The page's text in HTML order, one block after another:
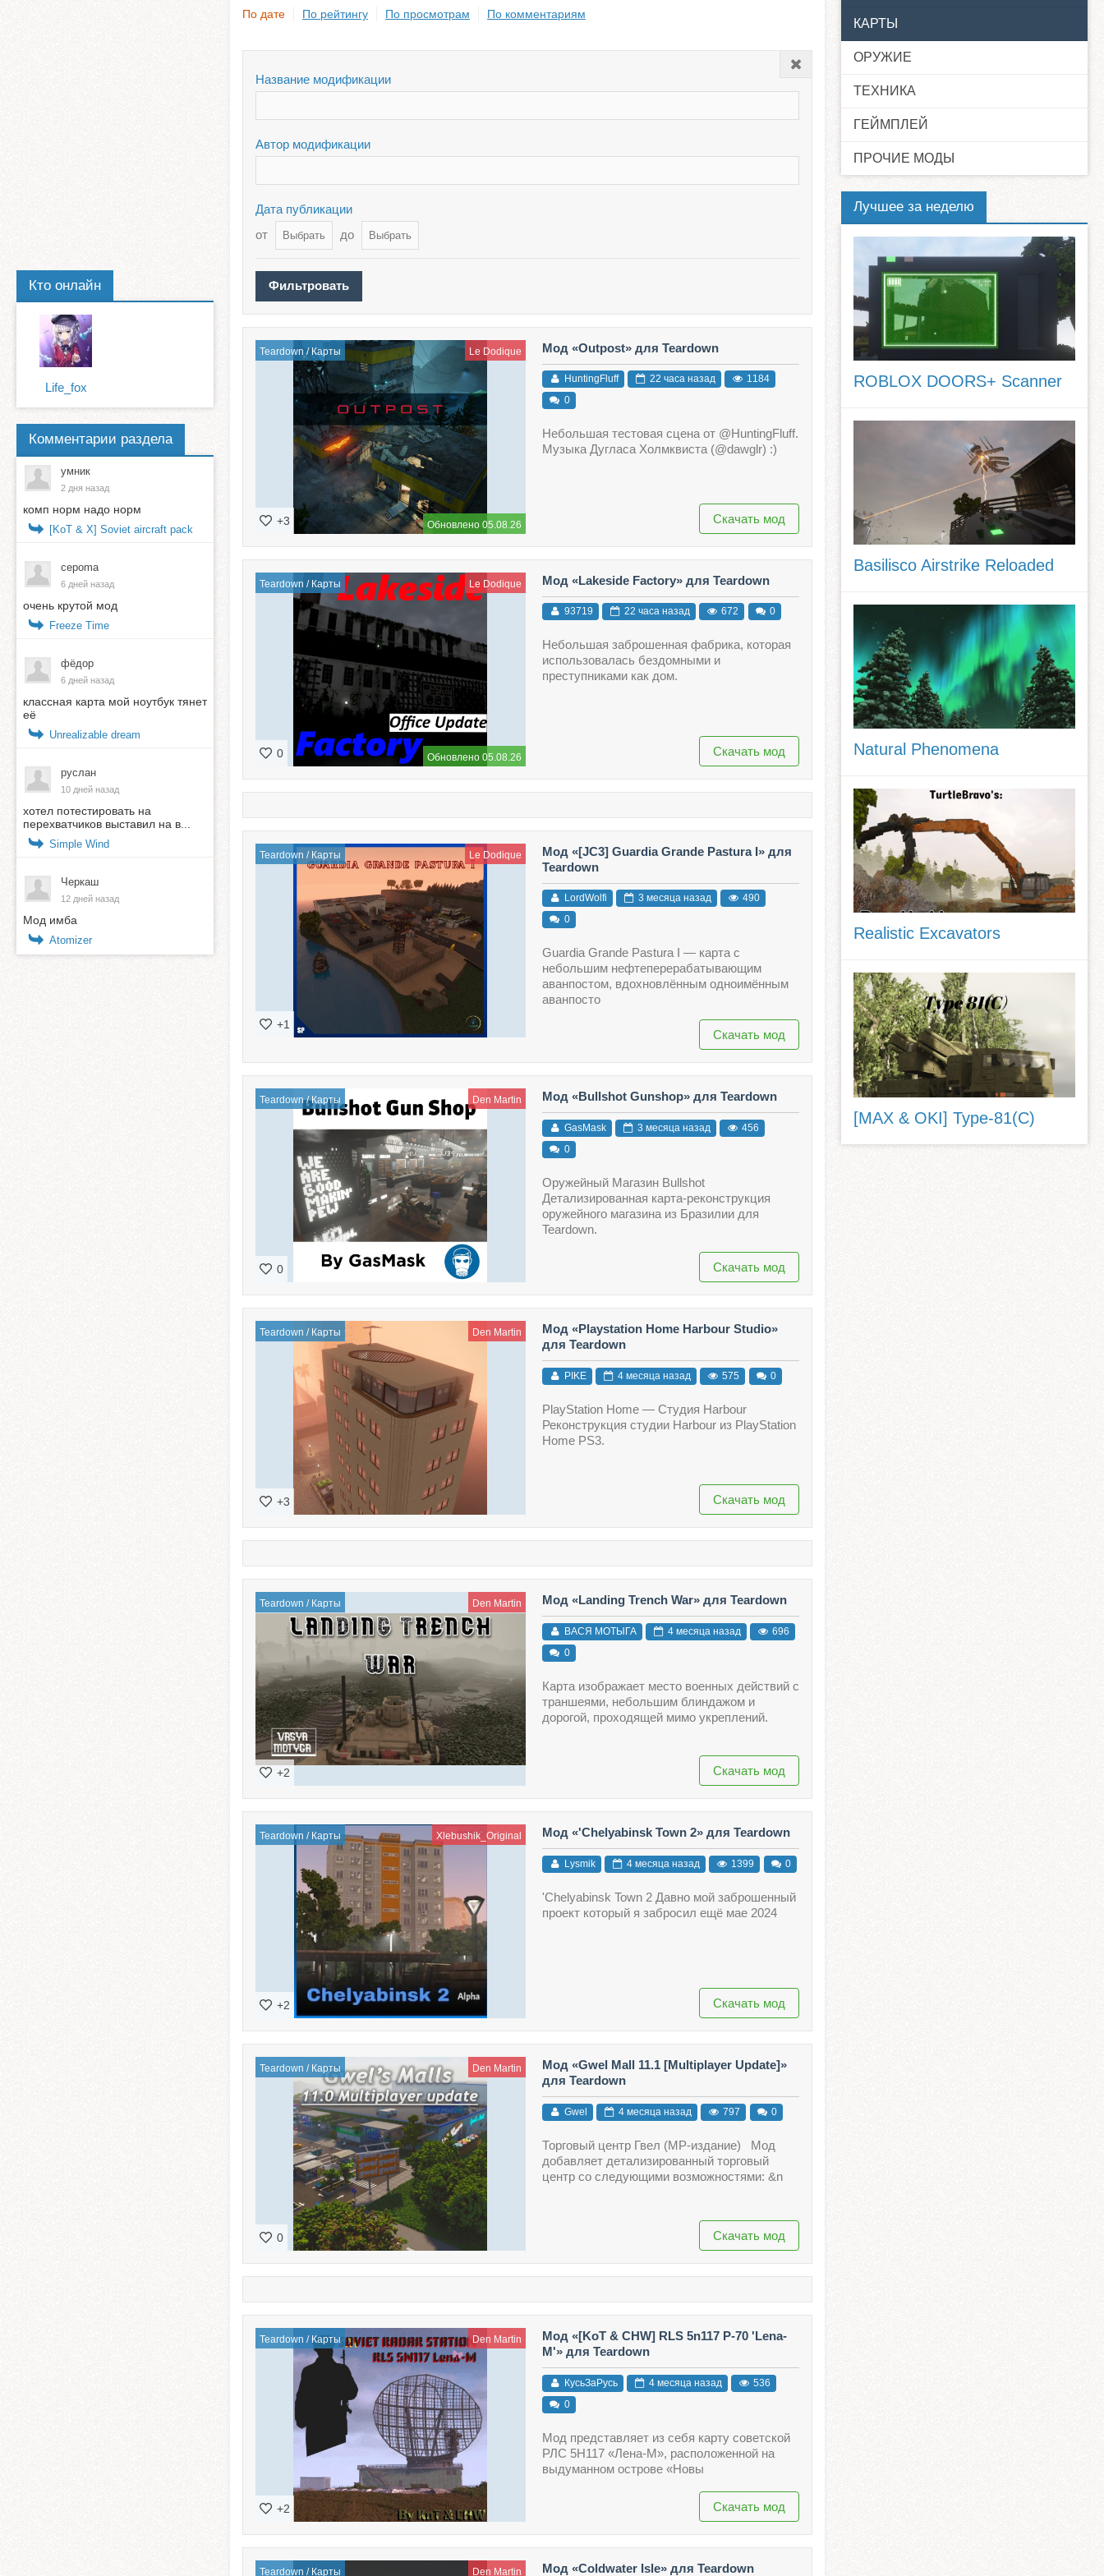
По дате По рейтингу По просмотрам По комментариям
Название модификации
Автор модификации
Дата публикации
от
до
Teardown / Карты Le Dodique
Обновлено 05.08.26
+3
Мод «Outpost» для Teardown
HuntingFluff 22 часа назад
1184
0
Небольшая тестовая сцена от @HuntingFluff.
Музыка Дугласа Холмквиста (@dawglr) :)
Скачать мод
Teardown / Карты Le Dodique
Обновлено 05.08.26
0
Мод «Lakeside Factory» для Teardown
93719 22 часа назад 672 0
Небольшая заброшенная фабрика, которая
использовалась бездомными и
преступниками как дом.
Скачать мод
Teardown / Карты Le Dodique
+1
Мод «[JC3] Guardia Grande Pastura I» для
Teardown
LordWolfi 3 месяца назад
490
0
Guardia Grande Pastura I — карта с
небольшим нефтеперерабатывающим
аванпостом, вдохновлённым одноимённым
аванпосто
Скачать мод
Teardown/Карты Den Martin
0
Мод «Bullshot Gunshop» для Teardown
GasMask 3 месяца назад
456
0
Оружейный Магазин Bullshot
Детализированная карта-реконструкция
оружейного магазина из Бразилии для
Teardown.
Скачать мод
Teardown / Карты Den Martin
+3
Мод «Playstation Home Harbour Studio»
для Teardown
PIKE 4 месяца назад 575 0
PlayStation Home — Студия Harbour
Реконструкция студии Harbour из PlayStation
Home PS3.
Скачать мод
Teardown / Карты Den Martin
+2
Мод «Landing Trench War» для Teardown
ВАСЯ МОТЫГА 4 месяца назад
696
0
Карта изображает место военных действий с
траншеями, небольшим блиндажом и
дорогой, проходящей мимо укреплений.
Скачать мод
Teardown / Карты Xlebushik_Original
+2
Мод «'Chelyabinsk Town 2» для Teardown
Lysmik 4 месяца назад 1399 0
'Chelyabinsk Town 2 Давно мой заброшенный
проект который я забросил ещё мае 2024
Скачать мод
Teardown / Карты Den Martin
0
Мод «Gwel Mall 11.1 [Multiplayer Update]»
для Teardown
Gwel 4 месяца назад 797 0
Торговый центр Гвел (MP-издание) Мод
добавляет детализированный торговый
центр со следующими возможностями: &n
Скачать мод
Teardown / Карты Den Martin
+2
Мод «[KoT & CHW] RLS 5n117 P-70 'Lena-
M'» для Teardown
КусьЗаРусь 4 месяца назад
536
0
Мод представляет из себя карту советской
РЛС 5Н117 «Лена-М», расположенной на
выдуманном острове «Новы
Скачать мод
Teardown / Карты Den Martin Мод «Coldwater Isle» для Teardown
Кто онлайн
Life_fox
Комментарии раздела
умник
2 дня назад
комп норм надо норм
[KoT & X] Soviet aircraft pack
cepoma
6 дней назад
очень крутой мод
Freeze Time
фёдор
6 дней назад
классная карта мой ноутбук тянет
её
Unrealizable dream
руслан
10 дней назад
хотел потестировать на
перехватчиков выставил на в...
Simple Wind
Черкаш
12 дней назад
Мод имба
Atomizer
КАРТЫ
ОРУЖИЕ
ТЕХНИКА
ГЕЙМПЛЕЙ
ПРОЧИЕ МОДЫ
Лучшее за неделю
ROBLOX DOORS+ Scanner
Basilisco Airstrike Reloaded
Natural Phenomena
Realistic Excavators
[MAX & OKI] Type-81(C)